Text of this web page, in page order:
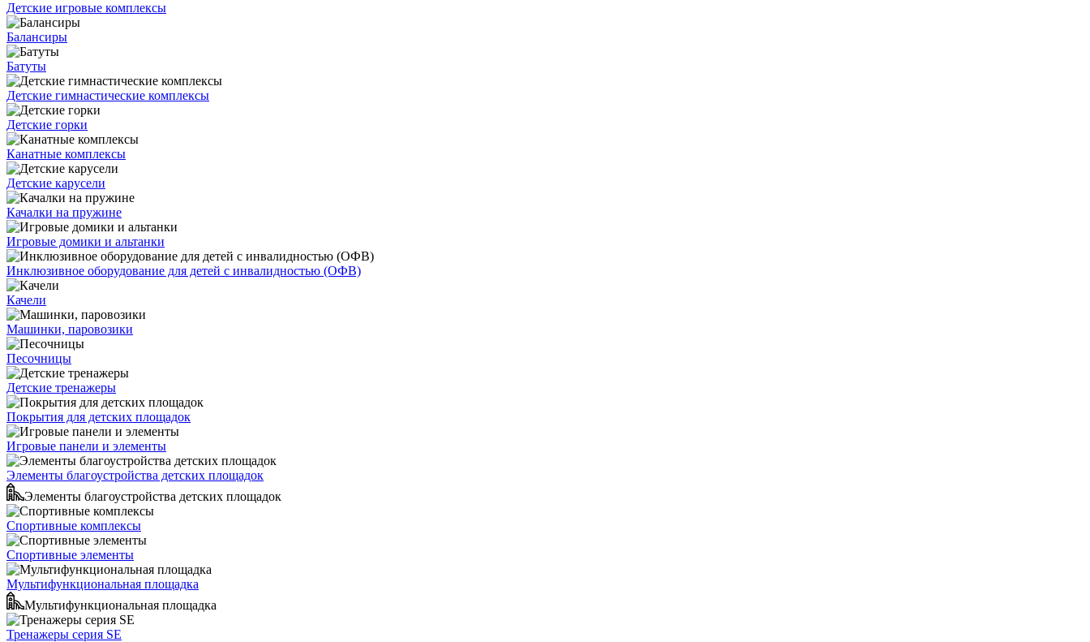
Детские игровые комплексы
Балансиры
Батуты
Детские гимнастические комплексы
Детские горки
Канатные комплексы
Детские карусели
Качалки на пружине
Игровые домики и альтанки
Инклюзивное оборудование для детей с инвалидностью (ОФВ)
Качели
Машинки, паровозики
Песочницы
Детские тренажеры
Покрытия для детских площадок
Игровые панели и элементы
Элементы благоустройства детских площадок
Элементы благоустройства детских площадок
Спортивные комплексы
Спортивные элементы
Мультифункциональная площадка
Мультифункциональная площадка
Тренажеры серия SE